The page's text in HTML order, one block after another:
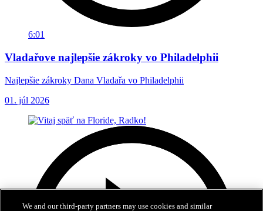
6:01
Vladařove najlepšie zákroky vo Philadelphii
Najlepšie zákroky Dana Vladařa vo Philadelphii
01. júl 2026
We and our third-party partners may use cookies and similar